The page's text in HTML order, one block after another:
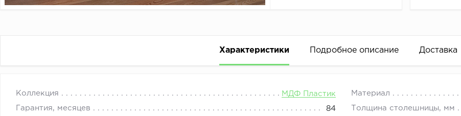
Характеристики Подробное описание Доставка
Коллекция МДФ Пластик Материал
Гарантия, месяцев 84 Толщина столешницы, мм